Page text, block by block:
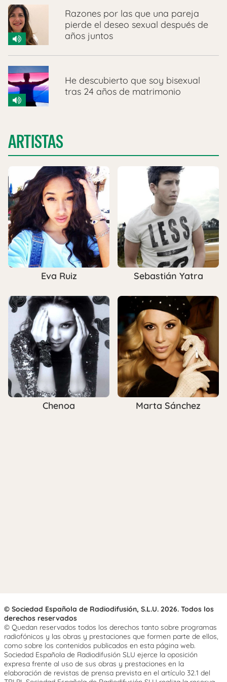
Razones por las que una pareja
pierde el deseo sexual después de
años juntos
He descubierto que soy bisexual
tras 24 años de matrimonio
ARTISTAS
Eva Ruiz Sebastián Yatra
Chenoa Marta Sánchez
© Sociedad Española de Radiodifusión, S.L.U. 2026. Todos los
derechos reservados
© Quedan reservados todos los derechos tanto sobre programas
radiofónicos y las obras y prestaciones que formen parte de ellos,
como sobre los contenidos publicados en esta página web.
Sociedad Española de Radiodifusión SLU ejerce la oposición
expresa frente al uso de sus obras y prestaciones en la
elaboración de revistas de prensa prevista en el artículo 32.1 del